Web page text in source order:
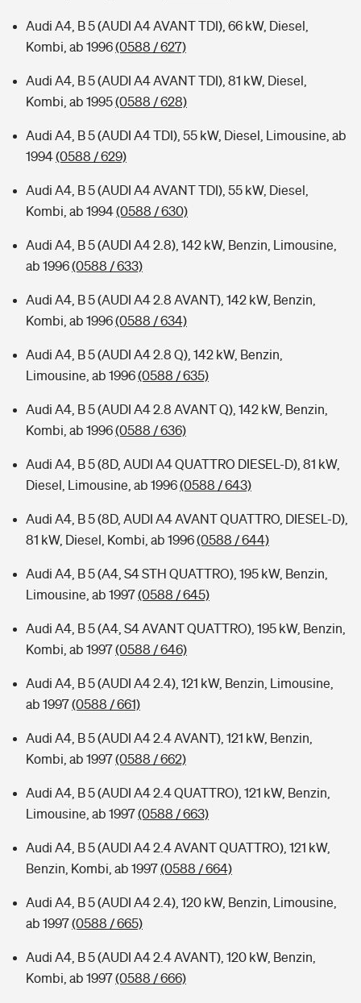
Audi A4, B 5 (AUDI A4 AVANT TDI), 66 kW, Diesel,
Kombi, ab 1996(0588 / 627)
Audi A4, B 5 (AUDI A4 AVANT TDI), 81 kW, Diesel,
Kombi, ab 1995(0588 / 628)
Audi A4, B 5 (AUDI A4 TDI), 55 kW, Diesel, Limousine, ab
1994(0588 / 629)
Audi A4, B 5 (AUDI A4 AVANT TDI), 55 kW, Diesel,
Kombi, ab 1994(0588 / 630)
Audi A4, B 5 (AUDI A4 2.8), 142 kW, Benzin, Limousine,
ab 1996(0588 / 633)
Audi A4, B 5 (AUDI A4 2.8 AVANT), 142 kW, Benzin,
Kombi, ab 1996(0588 / 634)
Audi A4, B 5 (AUDI A4 2.8 Q), 142 kW, Benzin,
Limousine, ab 1996(0588 / 635)
Audi A4, B 5 (AUDI A4 2.8 AVANT Q), 142 kW, Benzin,
Kombi, ab 1996(0588 / 636)
Audi A4, B 5 (8D, AUDI A4 QUATTRO DIESEL-D), 81 kW,
Diesel, Limousine, ab 1996(0588 / 643)
Audi A4, B 5 (8D, AUDI A4 AVANT QUATTRO, DIESEL-D),
81 kW, Diesel, Kombi, ab 1996(0588 / 644)
Audi A4, B 5 (A4, S4 STH QUATTRO), 195 kW, Benzin,
Limousine, ab 1997(0588 / 645)
Audi A4, B 5 (A4, S4 AVANT QUATTRO), 195 kW, Benzin,
Kombi, ab 1997(0588 / 646)
Audi A4, B 5 (AUDI A4 2.4), 121 kW, Benzin, Limousine,
ab 1997(0588 / 661)
Audi A4, B 5 (AUDI A4 2.4 AVANT), 121 kW, Benzin,
Kombi, ab 1997(0588 / 662)
Audi A4, B 5 (AUDI A4 2.4 QUATTRO), 121 kW, Benzin,
Limousine, ab 1997(0588 / 663)
Audi A4, B 5 (AUDI A4 2.4 AVANT QUATTRO), 121 kW,
Benzin, Kombi, ab 1997(0588 / 664)
Audi A4, B 5 (AUDI A4 2.4), 120 kW, Benzin, Limousine,
ab 1997(0588 / 665)
Audi A4, B 5 (AUDI A4 2.4 AVANT), 120 kW, Benzin,
Kombi, ab 1997(0588 / 666)